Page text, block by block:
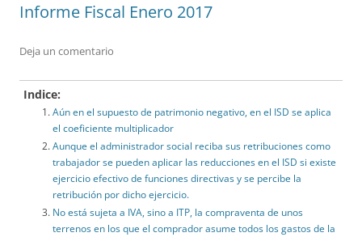
Informe Fiscal Enero 2017
Deja un comentario
Indice:
Aún en el supuesto de patrimonio negativo, en el ISD se aplica
el coeficiente multiplicador
Aunque el administrador social reciba sus retribuciones como
trabajador se pueden aplicar las reducciones en el ISD si existe
ejercicio efectivo de funciones directivas y se percibe la
retribución por dicho ejercicio.
No está sujeta a IVA, sino a ITP, la compraventa de unos
terrenos en los que el comprador asume todos los gastos de la